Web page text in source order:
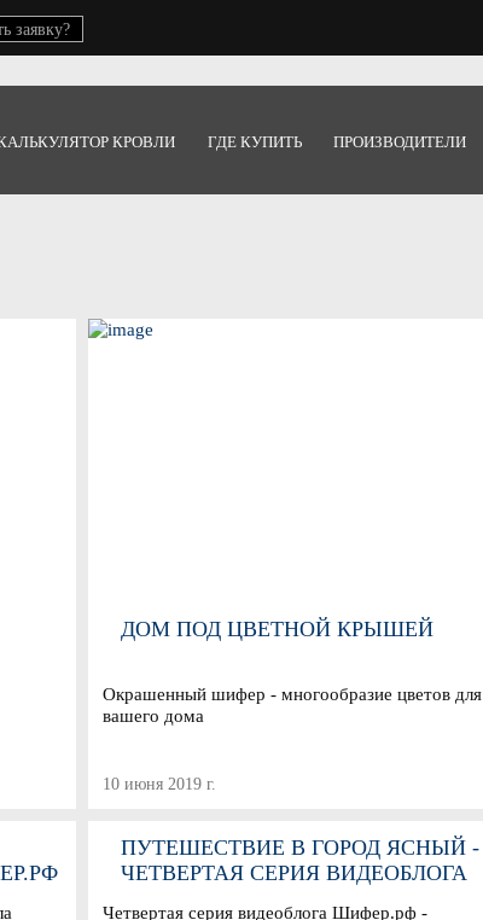
заявку?
КРОВЛИ ГДЕ КУПИТЬ ПРОИЗВОДИТЕЛИ
ДОМ ПОД ЦВЕТНОЙ КРЫШЕЙ
Окрашенный шифер - многообразие цветов для
вашего дома
10 июня 2019 г.
ПУТЕШЕСТВИЕ В ГОРОД ЯСНЫЙ -
ЧЕТВЕРТАЯ СЕРИЯ ВИДЕОБЛОГА
Четвертая серия видеоблога Шифер.рф -